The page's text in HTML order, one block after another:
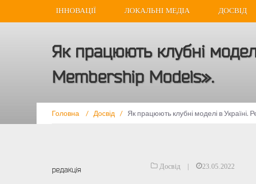
ІННОВАЦІЇ ЛОКАЛЬНІ МЕДІА ДОСВІД
Як працюють клубні
Membership Models».
Головна / Досвід / Як працюють клубні моделі в Україні.
редакція Досвід 23.05.2022